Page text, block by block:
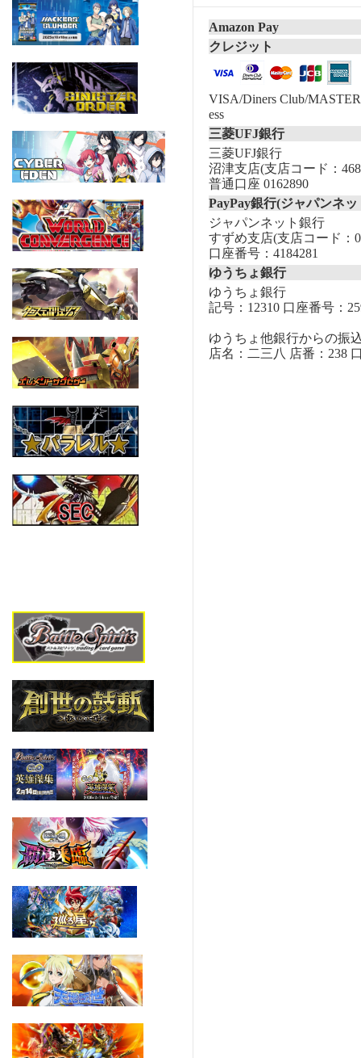
Amazon Pay
クレジット
VISA/Diners Club/
ess
三菱UFJ銀行
三菱UFJ銀行
沼津支店(支店コード：
普通口座 0162890
PayPay銀行(ジャパンネ
ジャパンネット銀行
すずめ支店(支店コード：
口座番号：4184281
ゆうちょ銀行
ゆうちょ銀行
記号：12310 口座番号：
ゆうちょ他銀行からの振
店名：二三八 店番：238